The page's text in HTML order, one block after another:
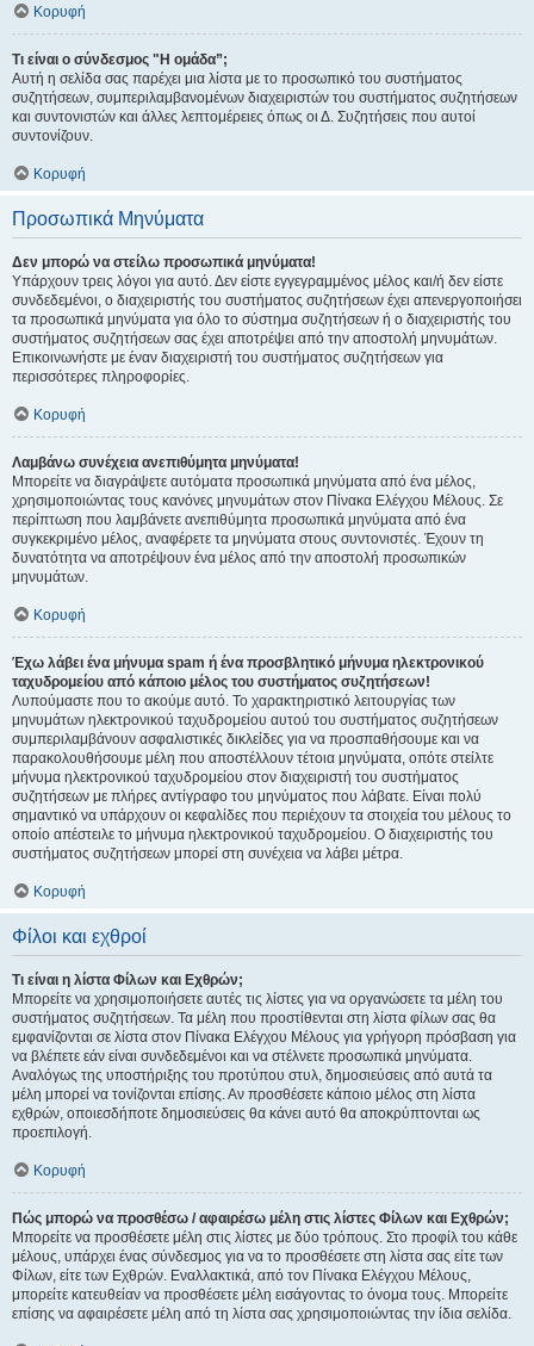
Κορυφή
Τι είναι ο σύνδεσμος "Η ομάδα”;
Αυτή η σελίδα σας παρέχει μια λίστα με το προσωπικό του συστήματος
συζητήσεων, συμπεριλαμβανομένων διαχειριστών του συστήματος συζητήσεων
και συντονιστών και άλλες λεπτομέρειες όπως οι Δ. Συζητήσεις που αυτοί
συντονίζουν.
Κορυφή
Προσωπικά Μηνύματα
Δεν μπορώ να στείλω προσωπικά μηνύματα!
Υπάρχουν τρεις λόγοι για αυτό. Δεν είστε εγγεγραμμένος μέλος και/ή δεν είστε
συνδεδεμένοι, ο διαχειριστής του συστήματος συζητήσεων έχει απενεργοποιήσει
τα προσωπικά μηνύματα για όλο το σύστημα συζητήσεων ή ο διαχειριστής του
συστήματος συζητήσεων σας έχει αποτρέψει από την αποστολή μηνυμάτων.
Επικοινωνήστε με έναν διαχειριστή του συστήματος συζητήσεων για
περισσότερες πληροφορίες.
Κορυφή
Λαμβάνω συνέχεια ανεπιθύμητα μηνύματα!
Μπορείτε να διαγράψετε αυτόματα προσωπικά μηνύματα από ένα μέλος,
χρησιμοποιώντας τους κανόνες μηνυμάτων στον Πίνακα Ελέγχου Μέλους. Σε
περίπτωση που λαμβάνετε ανεπιθύμητα προσωπικά μηνύματα από ένα
συγκεκριμένο μέλος, αναφέρετε τα μηνύματα στους συντονιστές. Έχουν τη
δυνατότητα να αποτρέψουν ένα μέλος από την αποστολή προσωπικών
μηνυμάτων.
Κορυφή
Έχω λάβει ένα μήνυμα spam ή ένα προσβλητικό μήνυμα ηλεκτρονικού
ταχυδρομείου από κάποιο μέλος του συστήματος συζητήσεων!
Λυπούμαστε που το ακούμε αυτό. Το χαρακτηριστικό λειτουργίας των
μηνυμάτων ηλεκτρονικού ταχυδρομείου αυτού του συστήματος συζητήσεων
συμπεριλαμβάνουν ασφαλιστικές δικλείδες για να προσπαθήσουμε και να
παρακολουθήσουμε μέλη που αποστέλλουν τέτοια μηνύματα, οπότε στείλτε
μήνυμα ηλεκτρονικού ταχυδρομείου στον διαχειριστή του συστήματος
συζητήσεων με πλήρες αντίγραφο του μηνύματος που λάβατε. Είναι πολύ
σημαντικό να υπάρχουν οι κεφαλίδες που περιέχουν τα στοιχεία του μέλους το
οποίο απέστειλε το μήνυμα ηλεκτρονικού ταχυδρομείου. Ο διαχειριστής του
συστήματος συζητήσεων μπορεί στη συνέχεια να λάβει μέτρα.
Κορυφή
Φίλοι και εχθροί
Τι είναι η λίστα Φίλων και Εχθρών;
Μπορείτε να χρησιμοποιήσετε αυτές τις λίστες για να οργανώσετε τα μέλη του
συστήματος συζητήσεων. Τα μέλη που προστίθενται στη λίστα φίλων σας θα
εμφανίζονται σε λίστα στον Πίνακα Ελέγχου Μέλους για γρήγορη πρόσβαση για
να βλέπετε εάν είναι συνδεδεμένοι και να στέλνετε προσωπικά μηνύματα.
Αναλόγως της υποστήριξης του προτύπου στυλ, δημοσιεύσεις από αυτά τα
μέλη μπορεί να τονίζονται επίσης. Αν προσθέσετε κάποιο μέλος στη λίστα
εχθρών, οποιεσδήποτε δημοσιεύσεις θα κάνει αυτό θα αποκρύπτονται ως
προεπιλογή.
Κορυφή
Πώς μπορώ να προσθέσω / αφαιρέσω μέλη στις λίστες Φίλων και Εχθρών;
Μπορείτε να προσθέσετε μέλη στις λίστες με δύο τρόπους. Στο προφίλ του κάθε
μέλους, υπάρχει ένας σύνδεσμος για να το προσθέσετε στη λίστα σας είτε των
Φίλων, είτε των Εχθρών. Εναλλακτικά, από τον Πίνακα Ελέγχου Μέλους,
μπορείτε κατευθείαν να προσθέσετε μέλη εισάγοντας το όνομα τους. Μπορείτε
επίσης να αφαιρέσετε μέλη από τη λίστα σας χρησιμοποιώντας την ίδια σελίδα.